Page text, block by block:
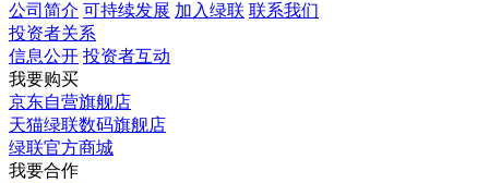
公司简介 可持续发展 加入绿联 联系我们
投资者关系
信息公开 投资者互动
我要购买
京东自营旗舰店
天猫绿联数码旗舰店
绿联官方商城
我要合作